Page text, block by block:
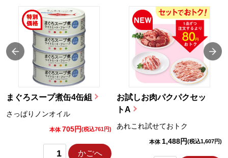
まぐろスープ煮缶4缶組
さっぱりノンオイル
本体 705円(税込761円)
かごへ
お試しお肉パクパクセッ
トA
あれこれ試せておトク
本体 1,488円(税込1,607円)